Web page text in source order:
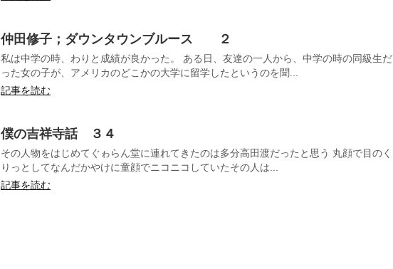
仲田修子；ダウンタウンブルース ２
私は中学の時、わりと成績が良かった。 ある日、友達の一人から、中学の時の同級生だ
った女の子が、アメリカのどこかの大学に留学したというのを聞...
記事を読む
僕の吉祥寺話 ３４
その人物をはじめてぐゎらん堂に連れてきたのは多分高田渡だったと思う 丸顔で目のく
りっとしてなんだかやけに童顔でニコニコしていたその人は...
記事を読む